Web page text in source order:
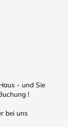
- und Sie
!
bei uns